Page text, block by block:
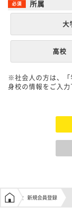
所属
大
高校
※社会人の方は、「
身校の情報をご入力
学生の窓口トップ
新規会員登録